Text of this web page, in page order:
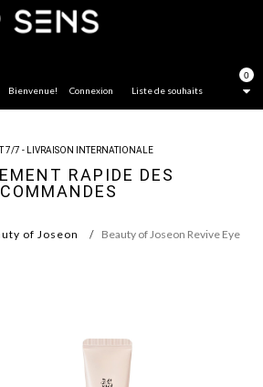
0
Liste de souhaits
Bienvenue! Connexion
7/7 - LIVRAISON INTERNATIONALE
RAPIDE DES
COMMANDES
of Joseon
Beauty of Joseon Revive Eye